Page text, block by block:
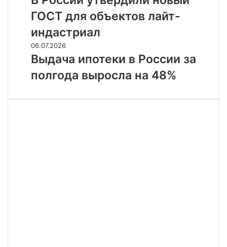
рублей
утвердили
новый
ГОСТ
для
объектов
лайт-
индастриал
ГОСТ для объектов лайт-
индастриал
Выдача
ипотеки
России
полгода
06.07.2026
Выдача ипотеки в России за
полгода выросла на 48%